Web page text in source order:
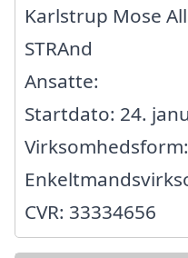
Karlstrup Mose
STRAnd
Ansatte:
Startdato: 24.
Virksomhedsform:
CVR: 33334656